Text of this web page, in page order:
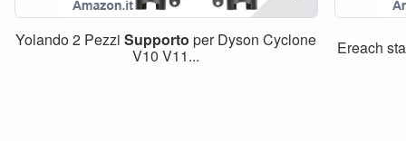
Yolando 2 PezziSupporto per Dyson Cyclone
V10 V11... Ereach